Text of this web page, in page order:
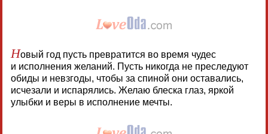
Новый год пусть превратится во время чудес
и исполнения желаний. Пусть никогда не преследуют
обиды и невзгоды, чтобы за спиной они оставались,
исчезали и испарялись. Желаю блеска глаз, яркой
улыбки и веры в исполнение мечты.